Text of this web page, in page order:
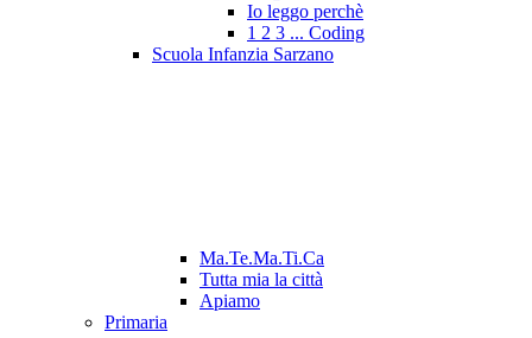
Io leggo perchè
1 2 3 ... Coding
Scuola Infanzia Sarzano
Ma.Te.Ma.Ti.Ca
Tutta mia la città
Apiamo
Primaria